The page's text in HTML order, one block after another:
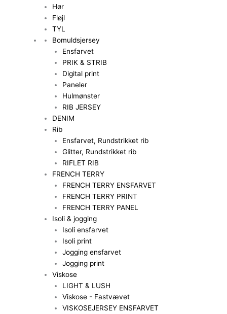
Hør
Fløjl
TYL
Bomuldsjersey
Ensfarvet
PRIK & STRIB
Digital print
Paneler
Hulmønster
RIB JERSEY
DENIM
Rib
Ensfarvet, Rundstrikket rib
Glitter, Rundstrikket rib
RIFLET RIB
FRENCH TERRY
FRENCH TERRY ENSFARVET
FRENCH TERRY PRINT
FRENCH TERRY PANEL
Isoli & jogging
Isoli ensfarvet
Isoli print
Jogging ensfarvet
Jogging print
Viskose
LIGHT & LUSH
Viskose - Fastvævet
VISKOSEJERSEY ENSFARVET